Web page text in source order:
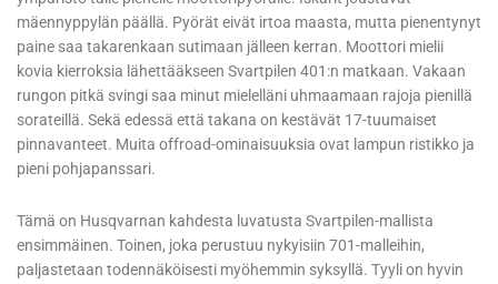
mäennyppylän päällä. Pyörät eivät irtoa maasta, mutta pienentynyt
paine saa takarenkaan sutimaan jälleen kerran. Moottori mielii
kovia kierroksia lähettääkseen Svartpilen 401:n matkaan. Vakaan
rungon pitkä svingi saa minut mielelläni uhmaamaan rajoja pienillä
sorateillä. Sekä edessä että takana on kestävät 17-tuumaiset
pinnavanteet. Muita offroad-ominaisuuksia ovat lampun ristikko ja
pieni pohjapanssari.
Tämä on Husqvarnan kahdesta luvatusta Svartpilen-mallista
ensimmäinen. Toinen, joka perustuu nykyisiin 701-malleihin,
paljastetaan todennäköisesti myöhemmin syksyllä. Tyyli on hyvin